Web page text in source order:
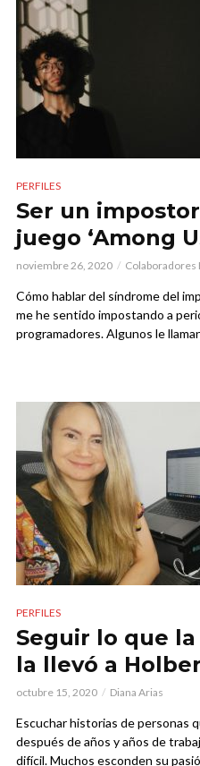
PERFILES
Ser un
juego ‘Among
noviembre 26, 2020 Colaboradores
Cómo hablar del síndrome del
me he sentido impostando a
programadores. Algunos le
PERFILES
Seguir lo que
la llevó a
octubre 15, 2020 Diana Arias
Escuchar historias de personas
después de años y años de
difícil. Muchos esconden su